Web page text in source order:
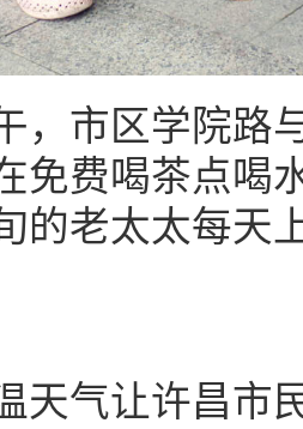
，市区学院路
免费喝茶点喝
的老太太每天
天气让许昌市